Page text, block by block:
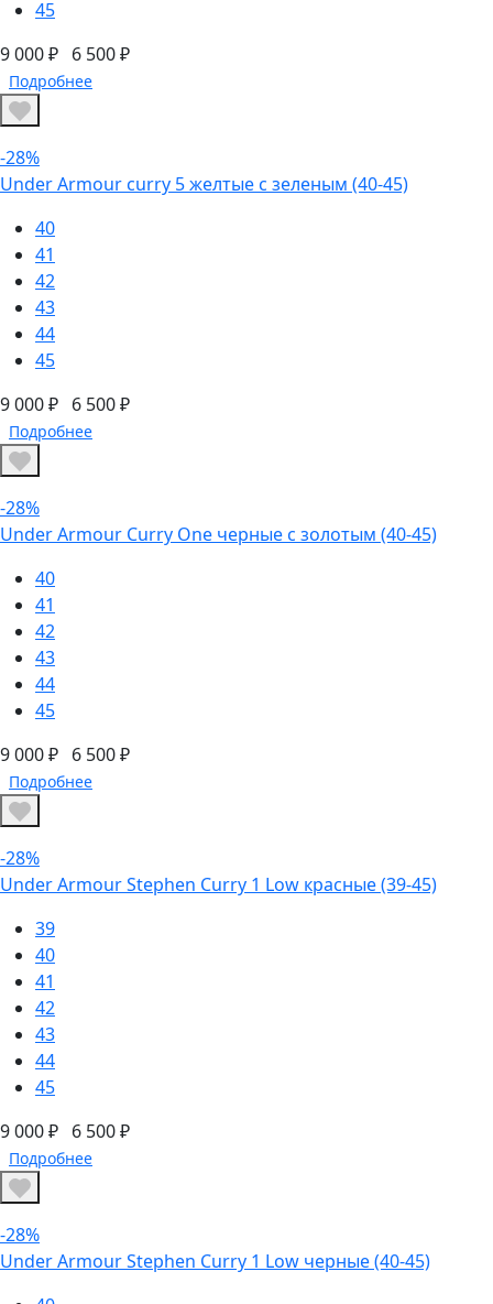
45
9 000 ₽ 6 500 ₽
Подробнее
-28%
Under Armour curry 5 желтые с зеленым (40-45)
40
41
42
43
44
45
9 000 ₽ 6 500 ₽
Подробнее
-28%
Under Armour Curry One черные с золотым (40-45)
40
41
42
43
44
45
9 000 ₽ 6 500 ₽
Подробнее
-28%
Under Armour Stephen Curry 1 Low красные (39-45)
39
40
41
42
43
44
45
9 000 ₽ 6 500 ₽
Подробнее
-28%
Under Armour Stephen Curry 1 Low черные (40-45)